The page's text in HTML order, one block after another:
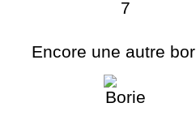
Encore une autre